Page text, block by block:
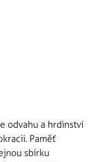
odvahu a hrdinství
Paměť
sbírku